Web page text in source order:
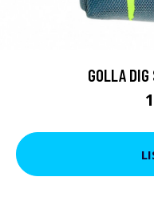
GOLLA